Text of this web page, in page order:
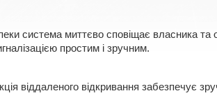
система миттєво сповіщає власника та
простим і зручним.
віддаленого відкривання забезпечує